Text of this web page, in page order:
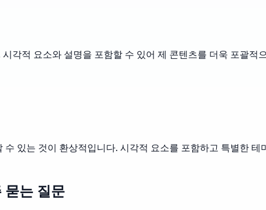
각적 요소와 설명을 포함할 수 있어 제 콘텐츠를 더욱 포괄적
있는 것이 환상적입니다. 시각적 요소를 포함하고 특별한 테
묻는 질문